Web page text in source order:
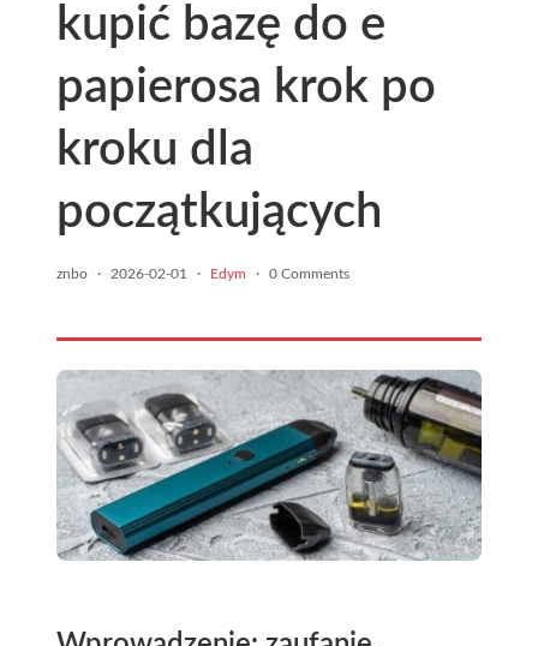
kupić bazę do e
papierosa krok po
kroku dla
początkujących
znbo · 2026-02-01 · Edym · 0 Comments